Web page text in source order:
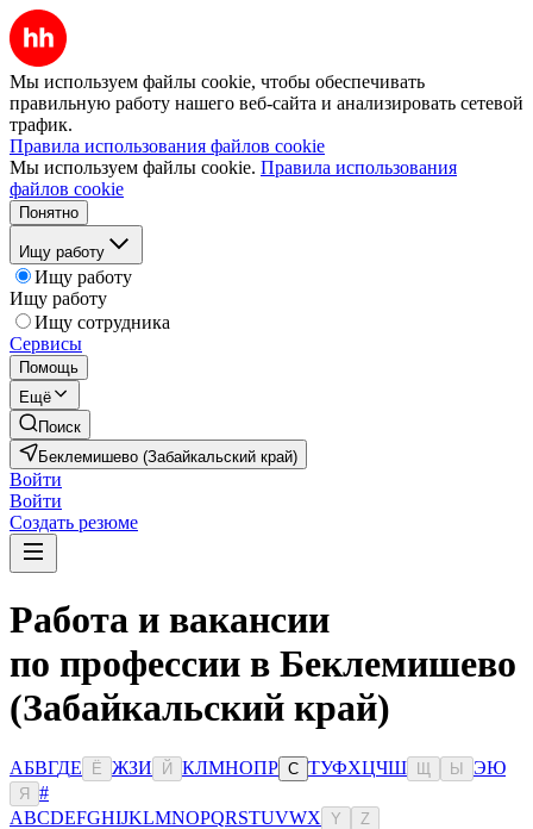
Мы используем файлы cookie, чтобы обеспечивать
правильную работу нашего веб-сайта и анализировать сетевой
трафик.
Правила использования файлов cookie
Мы используем файлы cookie. Правила использования
файлов cookie
Понятно
Ищу работу
Ищу работу
Ищу работу
Ищу сотрудника
Сервисы
Помощь
Ещё
Поиск
Беклемишево (Забайкальский край)
Войти
Войти
Создать резюме
Работа и вакансии
по профессии в Беклемишево
(Забайкальский край)
АБВГДЕ Ё ЖЗИ Й КЛМНОПР С ТУФХЦЧШ Ы ЭЮ
Я
#
ABCDEFGHIJKLMNOPQRSTUVWX Y Z